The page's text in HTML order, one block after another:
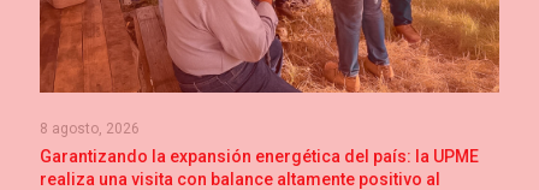
8 agosto, 2026
Garantizando la expansión energética del país: la UPME
realiza una visita con balance altamente positivo al